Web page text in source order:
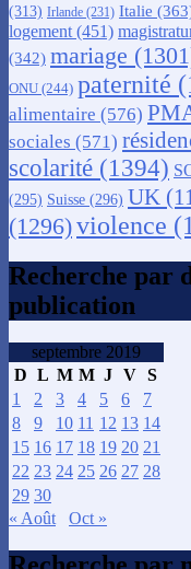
(313) Irlande (231) Italie
logement (451)
(342) mariage
ONU (244) paternité
alimentaire (576)
sociales (571)
scolarité (1394)
(295) Suisse (296) UK
(1296)violence
Recherche par
publication
septembre 2019
D L M M J V S
1
2 3 4 5 6
7
8
9 10 11 12 13 14
15 16 17 18 19 20 21
22 23 24 25 26 27 28
29 30
« Août
Oct »